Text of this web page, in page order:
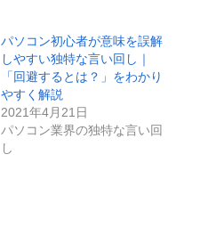
パソコン初心者が意味を誤解
しやすい独特な言い回し｜
「回避するとは？」をわかり
やすく解説
2021年4月21日
パソコン業界の独特な言い回
し